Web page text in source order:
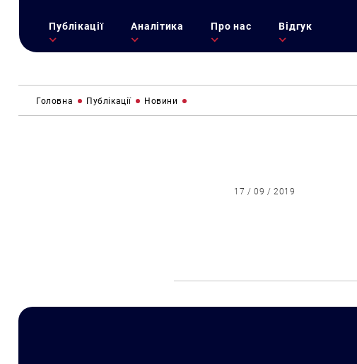
Публікації Аналітика Про нас Відгук
Головна Публікації Новини
17 / 09 / 2019